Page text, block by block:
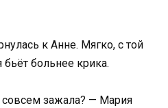
к Анне. Мягко, с той
больнее крика.
зажала? — Мария